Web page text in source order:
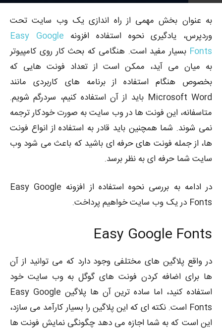
به عنوان بخش مهمی از راه اندازی یک وب سایت تحت
وردپرس، یادگیری نحوه استفاده افزونه Easy Google
Fonts بسیار مفید است. هنگامی که بحث کار روی کامپیوتر
به میان می آید، ممکن است از تعداد فونت هایی که
بخصوص هنگام استفاده از برنامه های کاربردی مانند
Microsoft Word باید از آن استفاده کنیم، سردرگم شویم.
متاسفانه، این فونت ها در وب سایت به صورت خودکار ترجمه
نمی شوند. شما همچنین باید قادر به استفاده از انواع فونت
ها، از جمله فونت های حرفه ای باشید که باعث می شود وب
سایت شما حرفه ای به نظر برسد.
در ادامه به بررسی نحوه استفاده از افزونه Easy Google
Fonts در یک وب سایت خواهیم پرداخت.
Easy Google Fonts
در واقع پلاگین های مختلفی وجود دارد که می توانید از آن
ها برای اضافه کردن فونت های گوگل به وب سایت خود
استفاده کنید، اما ساده ترین آن ها پلاگین Easy Google
Fonts است. نکته ای که این پلاگین را بسیار کارآمد می سازد،
این است که به شما اجازه می دهد چگونگی نمایش فونت ها